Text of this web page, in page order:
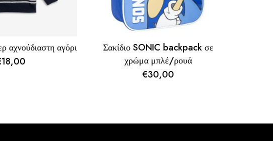
αχνούδιαστη αγόρι
18,00
Σακίδιο SONIC backpack σε
χρώμα μπλέ/ρουά
€30,00